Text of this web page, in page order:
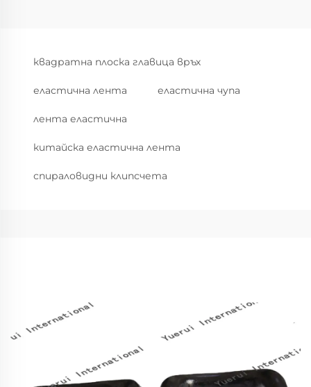
квадратна плоска главица връх
еластична лента еластична чупа
лента еластична
китайска еластична лента
спираловидни клипсчета